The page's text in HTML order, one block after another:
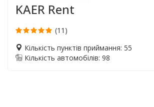
KAER Rent
(11)
Кількість пунктів приймання: 55
Кількість автомобілів: 98